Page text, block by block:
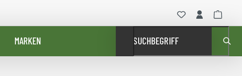
MARKEN SUCHBEGRIFF